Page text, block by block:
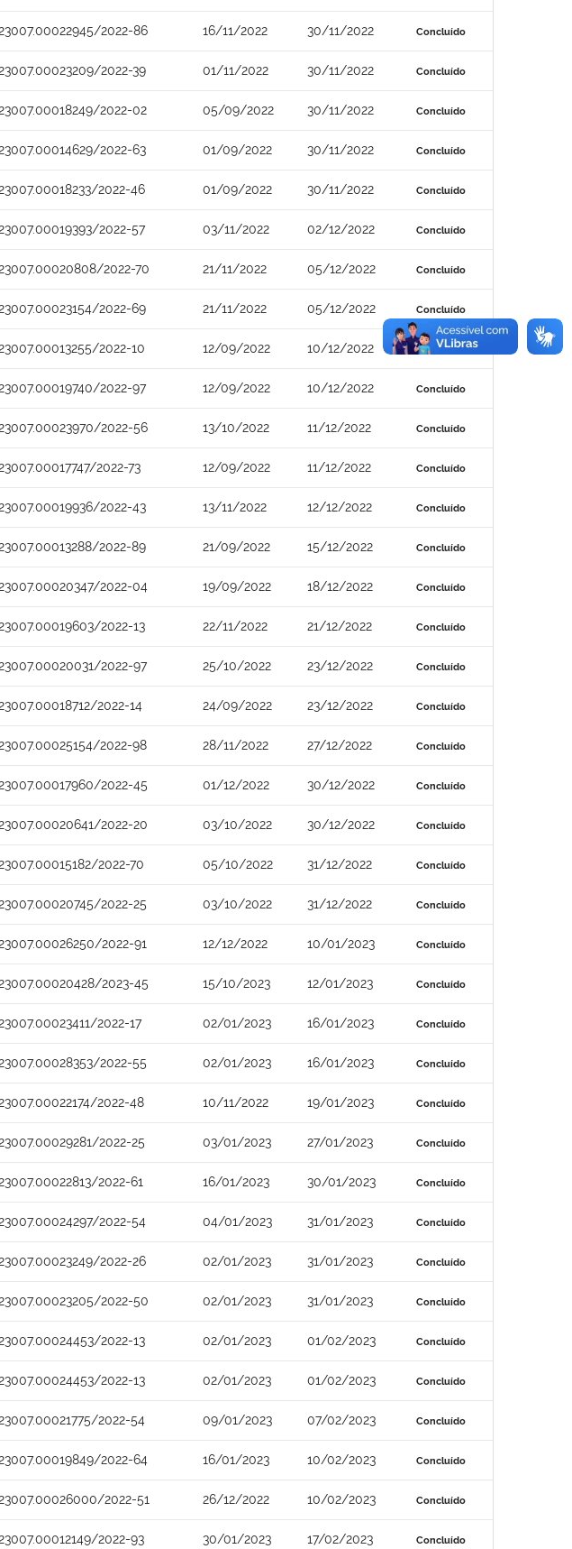
2022-86 16/11/2022 30/11/2022 Concluído
2022-39 01/11/2022 30/11/2022 Concluído
2022-02 05/09/2022 30/11/2022 Concluído
2022-63 01/09/2022 30/11/2022 Concluído
2022-46 01/09/2022 30/11/2022 Concluído
2022-57 03/11/2022 02/12/2022 Concluído
2022-70 21/11/2022 05/12/2022 Concluído
2022-69 21/11/2022 05/12/2022 Concluído
2022-10 12/09/2022 10/12/2022 Concluído
2022-97 12/09/2022 10/12/2022 Concluído
2022-56 13/10/2022 11/12/2022 Concluído
2022-73 12/09/2022 11/12/2022 Concluído
2022-43 13/11/2022 12/12/2022 Concluído
2022-89 21/09/2022 15/12/2022 Concluído
2022-04 19/09/2022 18/12/2022 Concluído
2022-13 22/11/2022 21/12/2022 Concluído
2022-97 25/10/2022 23/12/2022 Concluído
2022-14 24/09/2022 23/12/2022 Concluído
2022-98 28/11/2022 27/12/2022 Concluído
2022-45 01/12/2022 30/12/2022 Concluído
2022-20 03/10/2022 30/12/2022 Concluído
2022-70 05/10/2022 31/12/2022 Concluído
2022-25 03/10/2022 31/12/2022 Concluído
2022-91 12/12/2022 10/01/2023 Concluído
2023-45 15/10/2023 12/01/2023 Concluído
2022-17 02/01/2023 16/01/2023 Concluído
2022-55 02/01/2023 16/01/2023 Concluído
2022-48 10/11/2022 19/01/2023 Concluído
2022-25 03/01/2023 27/01/2023 Concluído
2022-61 16/01/2023 30/01/2023 Concluído
2022-54 04/01/2023 31/01/2023 Concluído
2022-26 02/01/2023 31/01/2023 Concluído
2022-50 02/01/2023 31/01/2023 Concluído
2022-13 02/01/2023 01/02/2023 Concluído
2022-13 02/01/2023 01/02/2023 Concluído
2022-54 09/01/2023 07/02/2023 Concluído
2022-64 16/01/2023 10/02/2023 Concluído
2022-51 26/12/2022 10/02/2023 Concluído
2022-93 30/01/2023 17/02/2023 Concluído